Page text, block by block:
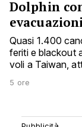
Dolphin
Quasi 1.400
feriti e blackout
voli a Taiwan,
5 ore